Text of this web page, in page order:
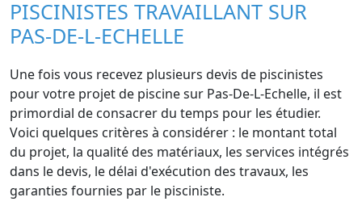
PISCINISTES TRAVAILLANT SUR
PAS-DE-L-ECHELLE
Une fois vous recevez plusieurs devis de piscinistes
pour votre projet de piscine sur Pas-De-L-Echelle, il est
primordial de consacrer du temps pour les étudier.
Voici quelques critères à considérer : le montant total
du projet, la qualité des matériaux, les services intégrés
dans le devis, le délai d'exécution des travaux, les
garanties fournies par le pisciniste.